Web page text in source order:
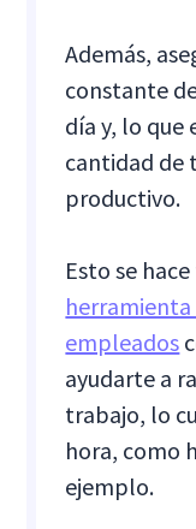
Además,
constante
día y, lo que
cantidad de
productivo.
Esto se
empleados
ayudarte a
trabajo, lo
hora, como
ejemplo.